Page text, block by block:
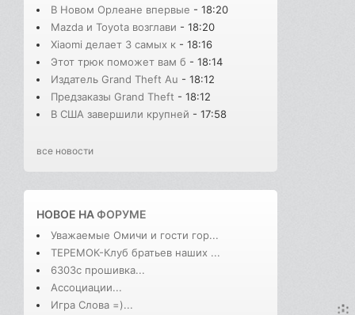
В Новом Орлеане впервые - 18:20
Mazda и Toyota возглави - 18:20
Xiaomi делает 3 самых к - 18:16
Этот трюк поможет вам б - 18:14
Издатель Grand Theft Au - 18:12
Предзаказы Grand Theft - 18:12
В США завершили крупней - 17:58
все новости
НОВОЕ НАФОРУМЕ
Уважаемые Омичи и гости гор...
ТЕРЕМОК-Клуб братьев наших ...
6303с прошивка...
Ассоциации...
Игра Слова =)...